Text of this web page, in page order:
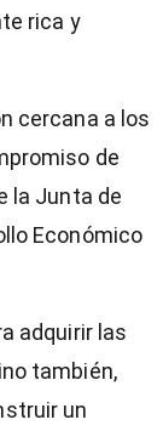
rica y
cercana a los
de
la Junta de
Económico
adquirir las
también,
un